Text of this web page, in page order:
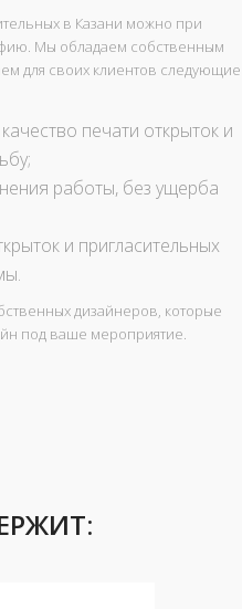
в Казани можно при
Мы обладаем собственным
для своих клиентов следующие
печати открыток и
работы, без ущерба
и пригласительных
дизайнеров, которые
под ваше мероприятие.